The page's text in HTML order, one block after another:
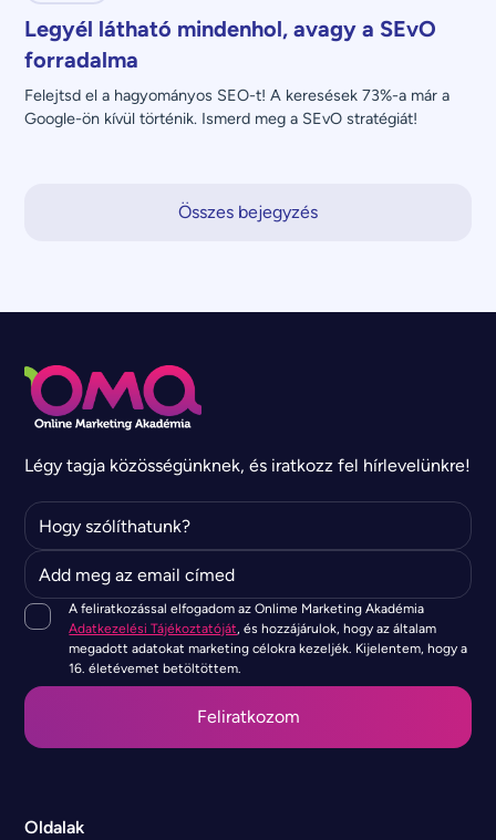
Legyél látható mindenhol, avagy a SEvO
forradalma
Felejtsd el a hagyományos SEO-t! A keresések 73%-a már a
Google-ön kívül történik. Ismerd meg a SEvO stratégiát!
Összes bejegyzés
Légy tagja közösségünknek, és iratkozz fel hírlevelünkre!
A feliratkozással elfogadom az Onlime Marketing Akadémia
Adatkezelési Tájékoztatóját, és hozzájárulok, hogy az általam
megadott adatokat marketing célokra kezeljék. Kijelentem, hogy a
16. életévemet betöltöttem.
Oldalak